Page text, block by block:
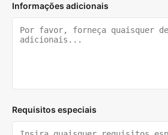
Informações adicionais
Requisitos especiais